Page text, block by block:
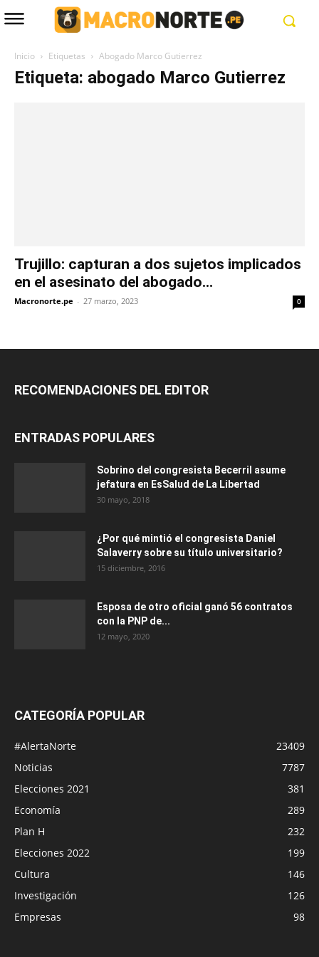
Inicio Etiquetas Abogado Marco Gutierrez
Etiqueta: abogado Marco Gutierrez
Trujillo: capturan a dos sujetos implicados
en el asesinato del abogado...
Macronorte.pe - 27 marzo, 2023 0
RECOMENDACIONES DEL EDITOR
ENTRADAS POPULARES
Sobrino del congresista Becerril asume
jefatura en EsSalud de La Libertad
30 mayo, 2018
¿Por qué mintió el congresista Daniel
Salaverry sobre su título universitario?
15 diciembre, 2016
Esposa de otro oficial ganó 56 contratos
con la PNP de...
12 mayo, 2020
CATEGORÍA POPULAR
#AlertaNorte
23409
Noticias
7787
Elecciones 2021
381
Economía
289
Plan H
232
Elecciones 2022
199
Cultura
146
Investigación
126
Empresas
98